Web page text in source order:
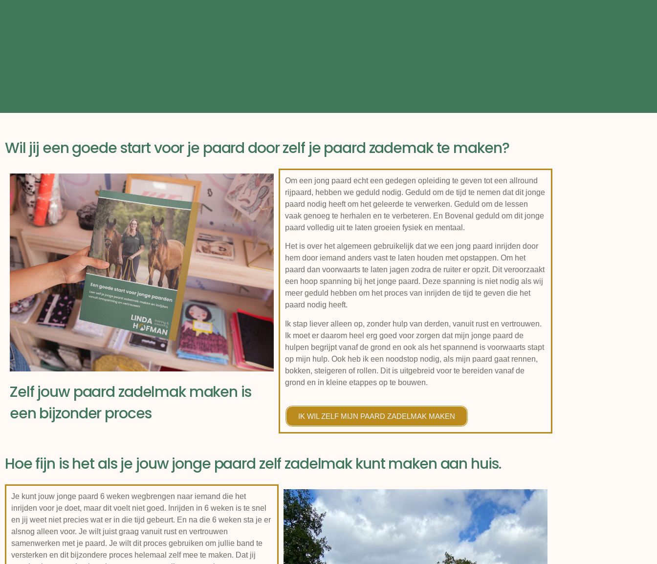
Wil jij een goede start voor je paard door zelf je paard zademak te maken?
Zelf jouw paard zadelmak maken is
een bijzonder proces
Om een jong paard echt een gedegen opleiding te geven tot een allround
rijpaard, hebben we geduld nodig. Geduld om de tijd te nemen dat dit jonge
paard nodig heeft om het geleerde te verwerken. Geduld om de lessen
vaak genoeg te herhalen en te verbeteren. En Bovenal geduld om dit jonge
paard volledig uit te laten groeien fysiek en mentaal.
Het is over het algemeen gebruikelijk dat we een jong paard inrijden door
hem door iemand anders vast te laten houden met opstappen. Om het
paard dan voorwaarts te laten jagen zodra de ruiter er opzit. Dit veroorzaakt
een hoop spanning bij het jonge paard. Deze spanning is niet nodig als wij
meer geduld hebben om het proces van inrijden de tijd te geven die het
paard nodig heeft.
Ik stap liever alleen op, zonder hulp van derden, vanuit rust en vertrouwen.
Ik moet er daarom heel erg goed voor zorgen dat mijn jonge paard de
hulpen begrijpt vanaf de grond en ook als het spannend is voorwaarts stapt
op mijn hulp. Ook heb ik een noodstop nodig, als mijn paard gaat rennen,
bokken, steigeren of rollen. Dit is uitgebreid voor te bereiden vanaf de
grond en in kleine etappes op te bouwen.
IK WIL ZELF MIJN PAARD ZADELMAK MAKEN
Hoe fijn is het als je jouw jonge paard zelf zadelmak kunt maken aan huis.
Je kunt jouw jonge paard 6 weken wegbrengen naar iemand die het
inrijden voor je doet, maar dit voelt niet goed. Inrijden in 6 weken is te snel
en jij weet niet precies wat er in die tijd gebeurt. En na die 6 weken sta je er
alsnog alleen voor. Je wilt juist graag vanuit rust en vertrouwen
samenwerken met je paard. Je wilt dit proces gebruiken om jullie band te
versterken en dit bijzondere proces helemaal zelf mee te maken. Dat jij